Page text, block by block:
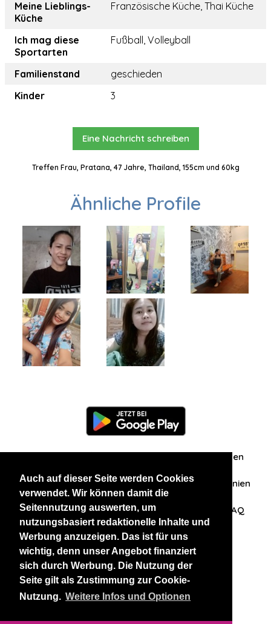
Auch auf dieser Seite werden Cookies
verwendet. Wir können damit die
Seitennutzung auswerten, um
nutzungsbasiert redaktionelle Inhalte und
Werbung anzuzeigen. Das ist für uns
wichtig, denn unser Angebot finanziert
sich durch Werbung. Die Nutzung der
Seite gilt als Zustimmung zur Cookie-
Nutzung. Weitere Infos und Optionen
Meine Lieblings-
Küche
Französische Küche, Thai Küche
Ich mag diese
Sportarten
Fußball, Volleyball
Familienstand
geschieden
Kinder
3
Eine Nachricht schreiben
Treffen Frau, Pratana, 47 Jahre, Thailand, 155cm und 60kg
Ähnliche Profile
Zuschriften/Erfahrungen
Datenschutzerklärung AGB Datenschutzrichtlinien
Nehmen Sie Kontakt mit uns auf FAQ
Unsere anderen Websites
BlackAndBeauties RussianKisses